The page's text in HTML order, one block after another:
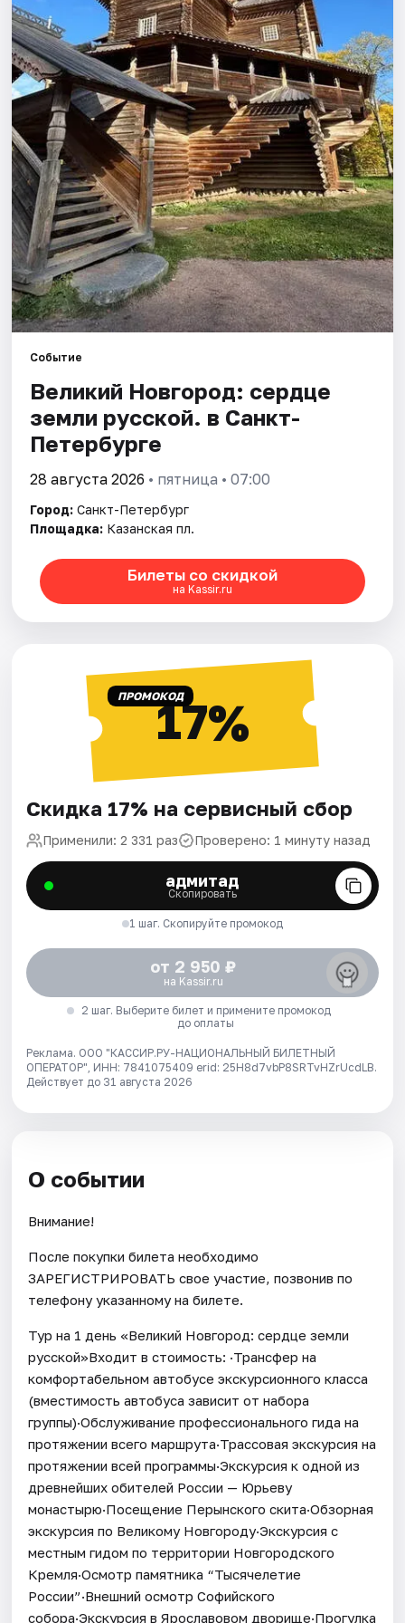
Города
Площадки
Артисты
Рейтинги
Событие
Великий Новгород: сердце
земли русской. в Санкт-
Петербурге
28 августа 2026 • пятница • 07:00
Город: Санкт-Петербург
Площадка: Казанская пл.
Билеты со скидкой
на Kassir.ru
ПРОМОКОД17%
Скидка 17% на сервисный сбор
Применили: 2 331 раз Проверено: 1 минуту назад
адмитад
Скопировать
1 шаг. Скопируйте промокод
от 2 950 ₽
на Kassir.ru
2 шаг. Выберите билет и примените промокод
до оплаты
Реклама. ООО "КАССИР.РУ-НАЦИОНАЛЬНЫЙ БИЛЕТНЫЙ
ОПЕРАТОР", ИНН: 7841075409 erid: 25H8d7vbP8SRTvHZrUcdLB.
Действует до 31 августа 2026
О событии
Внимание!
После покупки билета необходимо
ЗАРЕГИСТРИРОВАТЬ свое участие, позвонив по
телефону указанному на билете.
Тур на 1 день «Великий Новгород: сердце земли
русской»Входит в стоимость: ·Трансфер на
комфортабельном автобусе экскурсионного класса
(вместимость автобуса зависит от набора
группы)·Обслуживание профессионального гида на
протяжении всего маршрута·Трассовая экскурсия на
протяжении всей программы·Экскурсия к одной из
древнейших обителей России — Юрьеву
монастырю·Посещение Перынского скита·Обзорная
экскурсия по Великому Новгороду·Экскурсия с
местным гидом по территории Новгородского
Кремля·Осмотр памятника “Тысячелетие
России”·Внешний осмотр Софийского
собора·Экскурсия в Ярославовом дворище·Прогулка